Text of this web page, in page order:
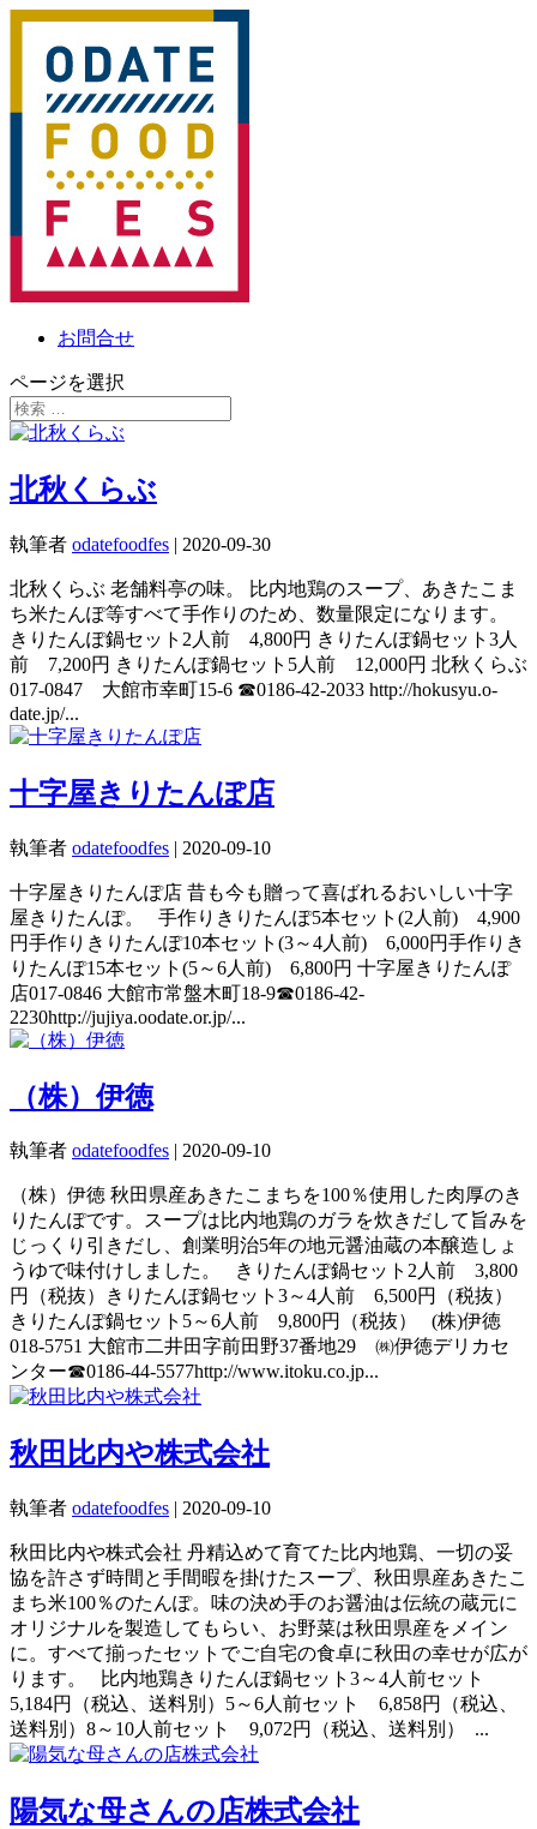
お問合せ
ページを選択
北秋くらぶ
執筆者 odatefoodfes | 2020-09-30
北秋くらぶ 老舗料亭の味。 比内地鶏のスープ、あきたこま
ち米たんぽ等すべて手作りのため、数量限定になります。
きりたんぽ鍋セット2人前 4,800円 きりたんぽ鍋セット3人
前 7,200円 きりたんぽ鍋セット5人前 12,000円 北秋くらぶ
017-0847 大館市幸町15-6 ☎0186-42-2033 http://hokusyu.o-
date.jp/...
十字屋きりたんぽ店
執筆者 odatefoodfes | 2020-09-10
十字屋きりたんぽ店 昔も今も贈って喜ばれるおいしい十字
屋きりたんぽ。 手作りきりたんぽ5本セット(2人前) 4,900
円手作りきりたんぽ10本セット(3～4人前) 6,000円手作りき
りたんぽ15本セット(5～6人前) 6,800円 十字屋きりたんぽ
店017-0846 大館市常盤木町18-9☎0186-42-
2230http://jujiya.oodate.or.jp/...
（株）伊徳
執筆者 odatefoodfes | 2020-09-10
（株）伊徳 秋田県産あきたこまちを100％使用した肉厚のき
りたんぽです。スープは比内地鶏のガラを炊きだして旨みを
じっくり引きだし、創業明治5年の地元醤油蔵の本醸造しょ
うゆで味付けしました。 きりたんぽ鍋セット2人前 3,800
円（税抜）きりたんぽ鍋セット3～4人前 6,500円（税抜）
きりたんぽ鍋セット5～6人前 9,800円（税抜） (株)伊徳
018-5751 大館市二井田字前田野37番地29 ㈱伊徳デリカセ
ンター☎0186-44-5577http://www.itoku.co.jp...
秋田比内や株式会社
執筆者 odatefoodfes | 2020-09-10
秋田比内や株式会社 丹精込めて育てた比内地鶏、一切の妥
協を許さず時間と手間暇を掛けたスープ、秋田県産あきたこ
まち米100％のたんぽ。味の決め手のお醤油は伝統の蔵元に
オリジナルを製造してもらい、お野菜は秋田県産をメイン
に。すべて揃ったセットでご自宅の食卓に秋田の幸せが広が
ります。 比内地鶏きりたんぽ鍋セット3～4人前セット
5,184円（税込、送料別）5～6人前セット 6,858円（税込、
送料別）8～10人前セット 9,072円（税込、送料別） ...
陽気な母さんの店株式会社